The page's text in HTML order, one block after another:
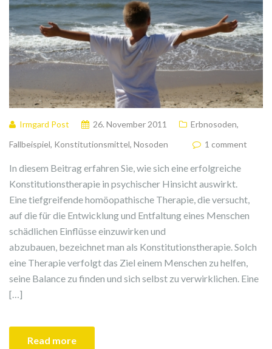
Irmgard Post 26. November 2011 Erbnosoden,
Fallbeispiel, Konstitutionsmittel, Nosoden 1 comment
In diesem Beitrag erfahren Sie, wie sich eine erfolgreiche
Konstitutionstherapie in psychischer Hinsicht auswirkt.
Eine tiefgreifende homöopathische Therapie, die versucht,
auf die für die Entwicklung und Entfaltung eines Menschen
schädlichen Einflüsse einzuwirken und
abzubauen, bezeichnet man als Konstitutionstherapie. Solch
eine Therapie verfolgt das Ziel einem Menschen zu helfen,
seine Balance zu finden und sich selbst zu verwirklichen. Eine
[…]
Read more